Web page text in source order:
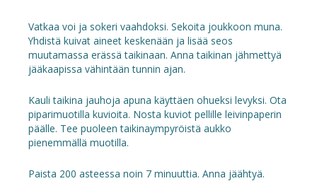
Vatkaa voi ja sokeri vaahdoksi. Sekoita joukkoon muna.
Yhdistä kuivat aineet keskenään ja lisää seos
muutamassa erässä taikinaan. Anna taikinan jähmettyä
jääkaapissa vähintään tunnin ajan.
Kauli taikina jauhoja apuna käyttäen ohueksi levyksi. Ota
piparimuotilla kuvioita. Nosta kuviot pellille leivinpaperin
päälle. Tee puoleen taikinaympyröistä aukko
pienemmällä muotilla.
Paista 200 asteessa noin 7 minuuttia. Anna jäähtyä.